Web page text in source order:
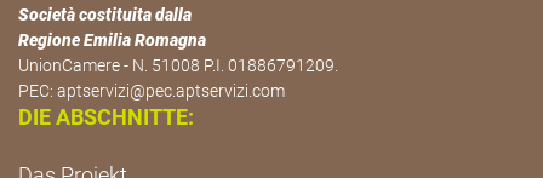
Società costituita dalla
Regione Emilia Romagna
UnionCamere - N. 51008 P.I. 01886791209.
PEC: aptservizi@pec.aptservizi.com
DIE ABSCHNITTE: